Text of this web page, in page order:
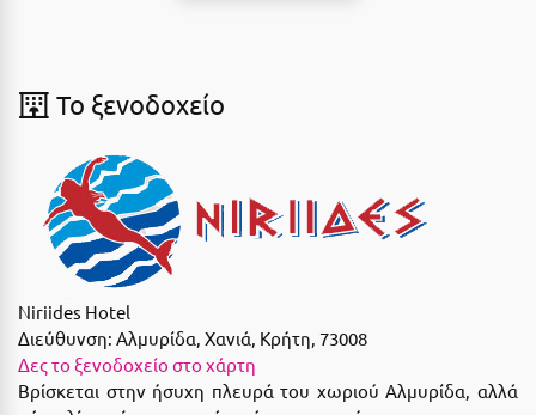
Διακοπτό
Ελάτη Αρκαδίας
Ελληνικό Αρκαδίας
Ελούντα Κρήτης
Ερέτρια
Ερμιόνη
To ξενοδοχείο
Niriides Hotel
Διεύθυνση: Αλμυρίδα, Χανιά, Κρήτη, 73008
Δες το ξενοδοχείο στο χάρτη
Βρίσκεται στην ήσυχη πλευρά του χωριού Αλμυρίδα, αλλά